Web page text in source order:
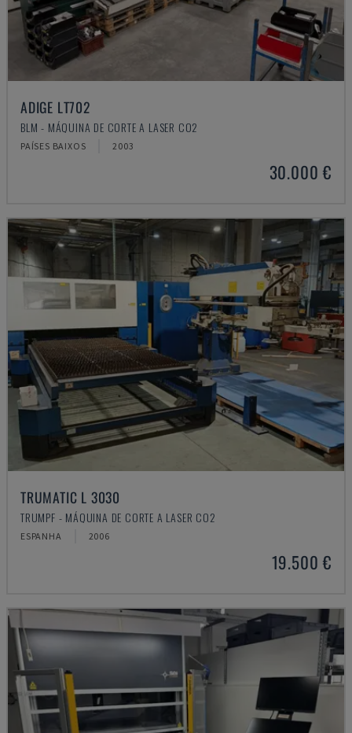
ADIGE LT702
BLM - MÁQUINA DE CORTE A LASER CO2
PAÍSES BAIXOS 2003
30.000 €
TRUMATIC L 3030
TRUMPF - MÁQUINA DE CORTE A LASER CO2
ESPANHA 2006
19.500 €